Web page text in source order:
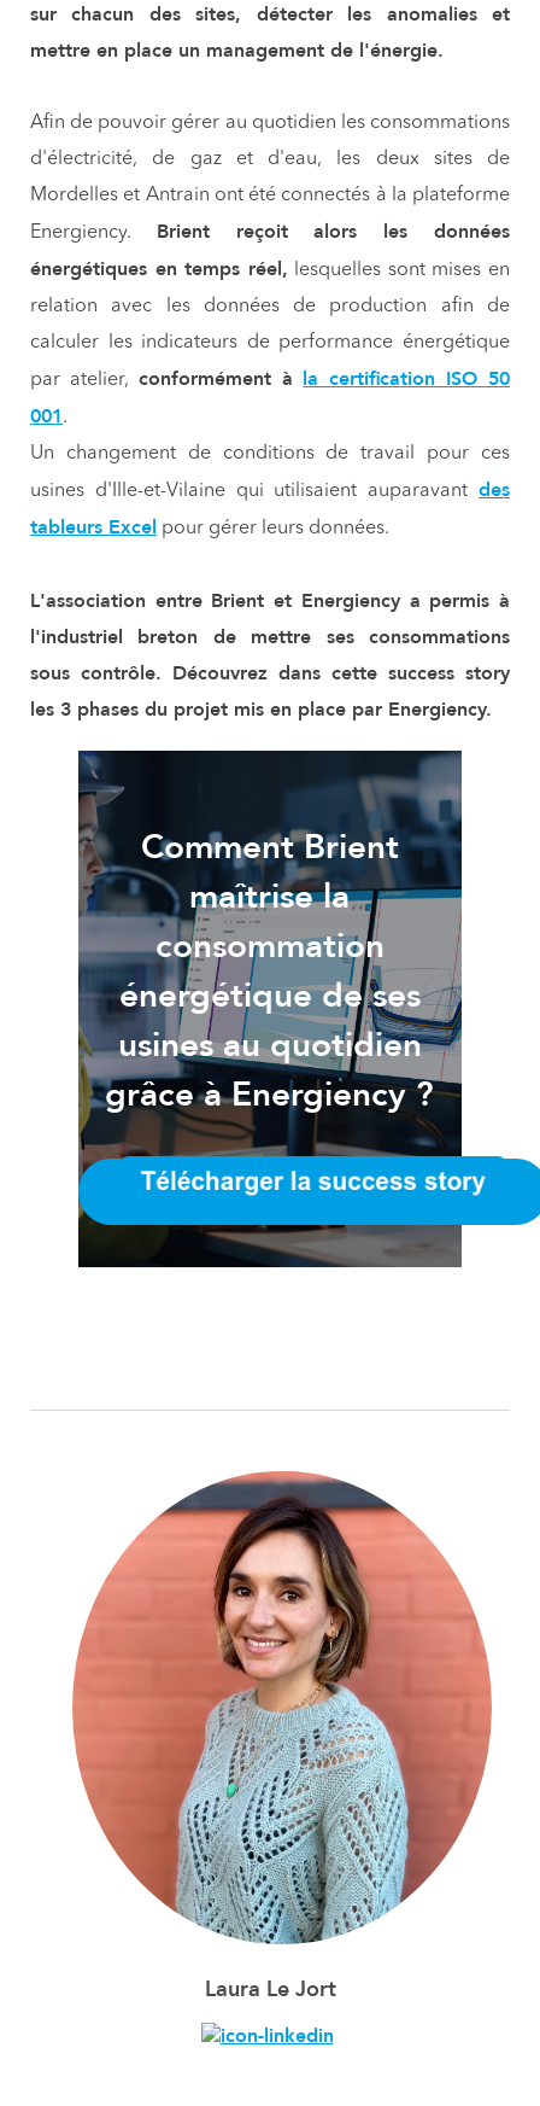
sur chacun des sites, détecter les anomalies et
mettre en place un management de l'énergie.
Afin de pouvoir gérer au quotidien les consommations
d'électricité, de gaz et d'eau, les deux sites de
Mordelles et Antrain ont été connectés à la plateforme
Energiency. Brient reçoit alors les données
énergétiques en temps réel, lesquelles sont mises en
relation avec les données de production afin de
calculer les indicateurs de performance énergétique
par atelier, conformément à la certification ISO 50
001.
Un changement de conditions de travail pour ces
usines d'Ille-et-Vilaine qui utilisaient auparavant des
tableurs Excel pour gérer leurs données.
L'association entre Brient et Energiency a permis à
l'industriel breton de mettre ses consommations
sous contrôle. Découvrez dans cette success story
les 3 phases du projet mis en place par Energiency.
Comment Brient
maîtrise la
consommation
énergétique de ses
usines au quotidien
grâce à Energiency ?
Laura Le Jort